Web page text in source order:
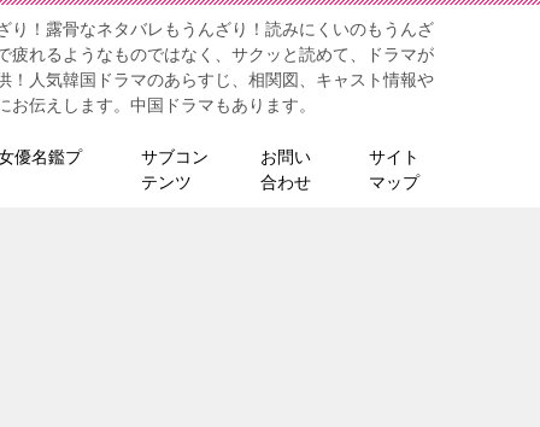
り！露骨なネタバレもうんざり！読みにくいのもうんざ
疲れるようなものではなく、サクッと読めて、ドラマが
！人気韓国ドラマのあらすじ、相関図、キャスト情報や
伝えします。中国ドラマもあります。
優名鑑プ
サブコン
テンツ
お問い
合わせ
サイト
マップ